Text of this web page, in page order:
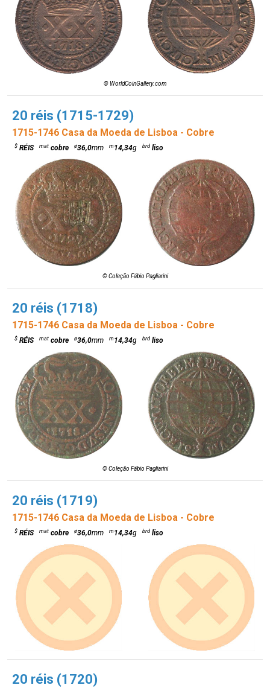
© WorldCoinGallery.com
20 réis (1715-1729)
1715-1746 Casa da Moeda de Lisboa - Cobre
$ RÉIS mat cobre ø36,0mm m14,34g brd liso
© Coleção Fábio Pagliarini
20 réis (1718)
1715-1746 Casa da Moeda de Lisboa - Cobre
$ RÉIS mat cobre ø36,0mm m14,34g brd liso
© Coleção Fábio Pagliarini
20 réis (1719)
1715-1746 Casa da Moeda de Lisboa - Cobre
$ RÉIS mat cobre ø36,0mm m14,34g brd liso
20 réis (1720)